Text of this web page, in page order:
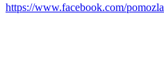
https://www.facebook.com/pomozla